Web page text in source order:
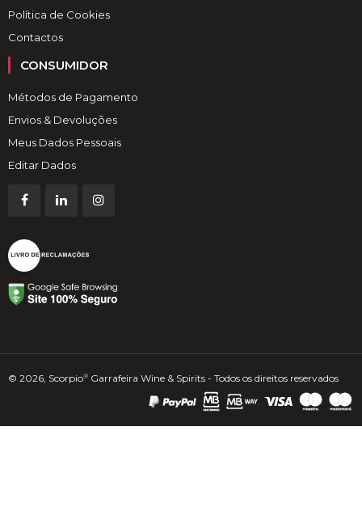
Política de Cookies
Contactos
CONSUMIDOR
Métodos de Pagamento
Envios & Devoluções
Meus Dados Pessoais
Editar Dados
© 2026, Scorpio® Garrafeira Wine & Spirits - Todos os direitos reservados